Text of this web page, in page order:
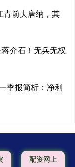
青前夫唐纳，其
介石！无兵无权
季报简析：净利
配资网上